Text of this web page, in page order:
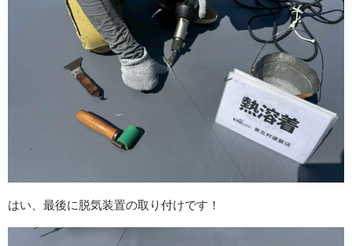
はい、最後に脱気装置の取り付けです！